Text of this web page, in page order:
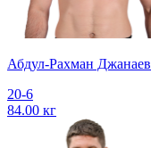
Абдул-Рахман Джанаев
20-6
84.00 кг